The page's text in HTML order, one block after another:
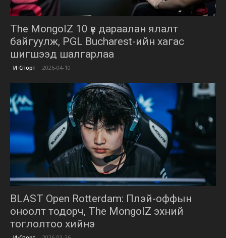
The MongolZ 10 үе дараалан ялалт
байгуулж, PGL Bucharest-ийн хагас
шигшээд шалгарлаа
И-Спорт 2026-04-10
BLAST Open Rotterdam: Плэй-оффын
оноолт тодорч, The MongolZ эхний
тоглолтоо хийнэ